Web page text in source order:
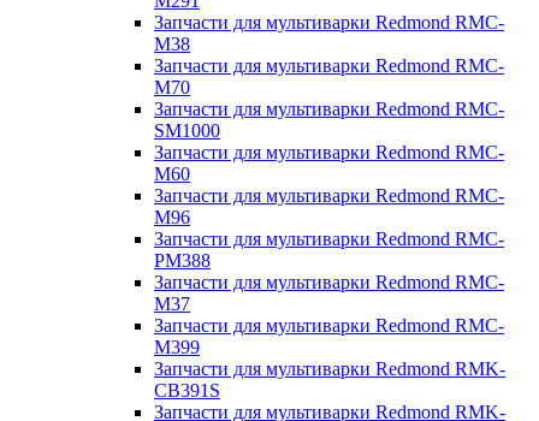
Запчасти для мультиварки Redmond RMC-
M38
Запчасти для мультиварки Redmond RMC-
M70
Запчасти для мультиварки Redmond RMC-
SM1000
Запчасти для мультиварки Redmond RMC-
M60
Запчасти для мультиварки Redmond RMC-
M96
Запчасти для мультиварки Redmond RMC-
PM388
Запчасти для мультиварки Redmond RMC-
M37
Запчасти для мультиварки Redmond RMC-
M399
Запчасти для мультиварки Redmond RMK-
CB391S
Запчасти для мультиварки Redmond RMK-